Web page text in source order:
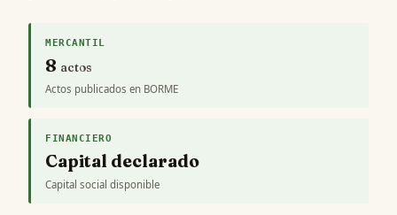
MERCANTIL
8 actos
Actos publicados en BORME
FINANCIERO
Capital declarado
Capital social disponible